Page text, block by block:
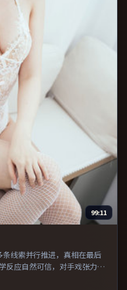
99:11
线索并行推进，真相在最后
反应自然可信，对手戏张力贯
者表达，口碑潜力不俗。